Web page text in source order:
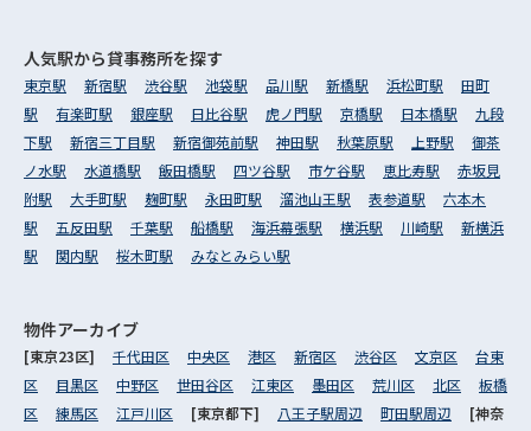
人気駅から貸事務所を探す
東京駅 新宿駅 渋谷駅 池袋駅 品川駅 新橋駅 浜松町駅
田町
駅
有楽町駅 銀座駅 日比谷駅 虎ノ門駅 京橋駅 日本橋駅
九段
下駅
新宿三丁目駅 新宿御苑前駅 神田駅 秋葉原駅 上野駅
御茶
ノ水駅
水道橋駅 飯田橋駅 四ツ谷駅 市ケ谷駅 恵比寿駅
赤坂見
附駅
大手町駅 麹町駅 永田町駅 溜池山王駅 表参道駅
六本木
駅
五反田駅 千葉駅 船橋駅 海浜幕張駅 横浜駅 川崎駅
新横浜
駅
関内駅 桜木町駅 みなとみらい駅
物件アーカイブ
[東京23区] 千代田区 中央区 港区 新宿区 渋谷区 文京区
台東
区
目黒区 中野区 世田谷区 江東区 墨田区 荒川区 北区
板橋
区
練馬区 江戸川区 [東京都下] 八王子駅周辺 町田駅周辺 [神奈